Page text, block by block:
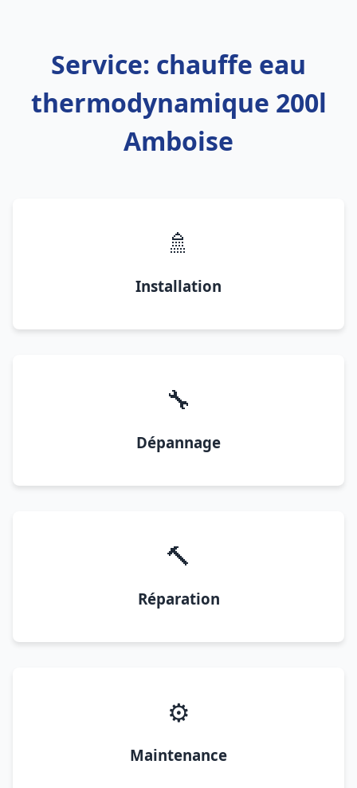
Service: chauffe eau
thermodynamique 200l
Amboise
🚿
Installation
🔧
Dépannage
🔨
Réparation
⚙️
Maintenance